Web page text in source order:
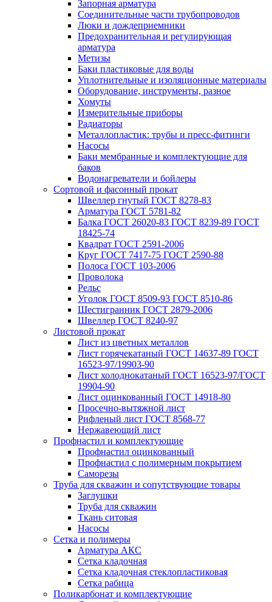
Запорная арматура
Соединительные части трубопроводов
Люки и дождеприемники
Предохранительная и регулирующая
арматура
Метизы
Баки пластиковые для воды
Уплотнительные и изоляционные материалы
Оборудование, инструменты, разное
Хомуты
Измерительные приборы
Радиаторы
Металлопластик: трубы и пресс-фитинги
Насосы
Баки мембранные и комплектующие для
баков
Водонагреватели и бойлеры
Сортовой и фасонный прокат
Швеллер гнутый ГОСТ 8278-83
Арматура ГОСТ 5781-82
Балка ГОСТ 26020-83 ГОСТ 8239-89 ГОСТ
18425-74
Квадрат ГОСТ 2591-2006
Круг ГОСТ 7417-75 ГОСТ 2590-88
Полоса ГОСТ 103-2006
Проволока
Рельс
Уголок ГОСТ 8509-93 ГОСТ 8510-86
Шестигранник ГОСТ 2879-2006
Швеллер ГОСТ 8240-97
Листовой прокат
Лист из цветных металлов
Лист горячекатаный ГОСТ 14637-89 ГОСТ
16523-97/19903-90
Лист холоднокатаный ГОСТ 16523-97/ГОСТ
19904-90
Лист оцинкованный ГОСТ 14918-80
Просечно-вытяжной лист
Рифленый лист ГОСТ 8568-77
Нержавеющий лист
Профнастил и комплектующие
Профнастил оцинкованный
Профнастил с полимерным покрытием
Саморезы
Труба для скважин и сопутствующие товары
Заглушки
Труба для скважин
Ткань ситовая
Насосы
Сетка и полимеры
Арматура АКС
Сетка кладочная
Сетка кладочная стеклопластиковая
Сетка рабица
Поликарбонат и комплектующие